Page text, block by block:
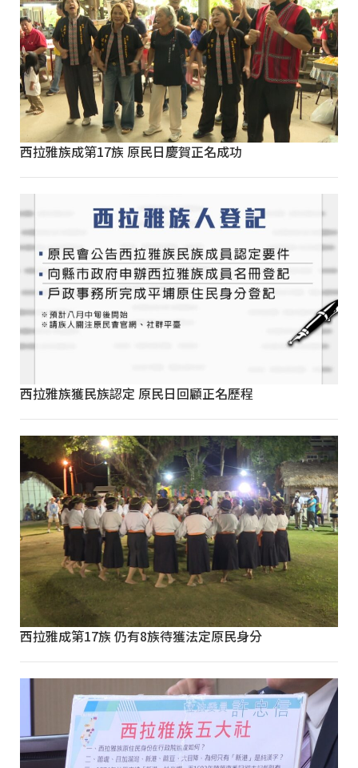
西拉雅族成第17族 原民日慶賀正名成功
西拉雅族獲民族認定 原民日回顧正名歷程
西拉雅成第17族 仍有8族待獲法定原民身分